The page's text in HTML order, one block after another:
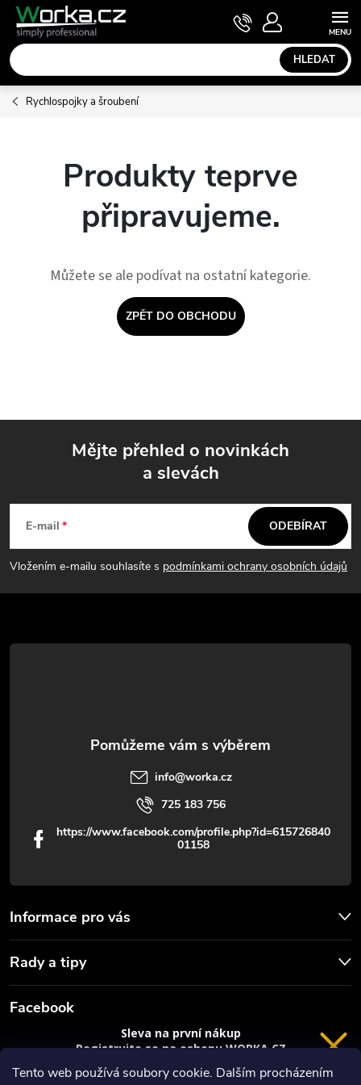
Tento web používá soubory cookie. Dalším procházením
Přejít
obsah
HLEDAT
NÁKUPNÍ
KOŠÍK
Rychlospojky a šroubení
Produkty teprve
připravujeme.
Můžete se ale podívat na ostatní kategorie.
ZPĚT DO OBCHODU
p
t
Mějte přehled o novinkách
a slevách
E-mail
Vložením e-mailu souhlasíte s podmínkami ochrany osobních údajů
ODEBÍRAT
Informace pro vás
Rady a tipy
info@worka.cz
725 183 756
https://www.facebook.com/profile.php?id=615726840
01158
Facebook
Sleva na první nákup
Registrujte se na eshopu WORKA.CZ
sleva 100 Kč* na nákup je Vaše.